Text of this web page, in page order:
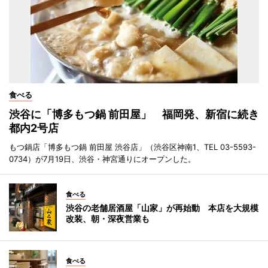
食べる
渋谷に「博多もつ鍋 前田屋」 福岡発、新宿に続き
都内2号店
もつ鍋店「博多もつ鍋 前田屋 渋谷店」（渋谷区神南1、TEL 03-5593-
0734）が7月19日、渋谷・神宮通りにオープンした。
食べる
渋谷の老舗居酒屋「山家」が再始動 本店を大規模
改装、朝・深夜営業も
食べる